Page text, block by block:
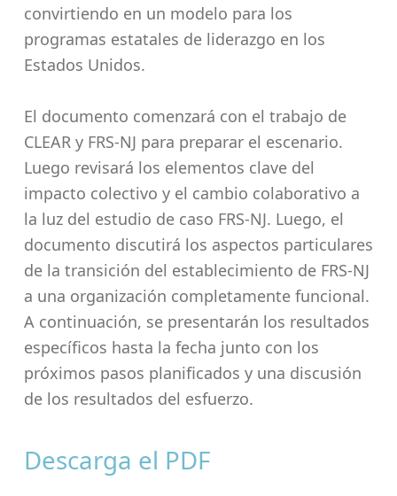
convirtiendo en un modelo para los
programas estatales de liderazgo en los
Estados Unidos.
El documento comenzará con el trabajo de
CLEAR y FRS-NJ para preparar el escenario.
Luego revisará los elementos clave del
impacto colectivo y el cambio colaborativo a
la luz del estudio de caso FRS-NJ. Luego, el
documento discutirá los aspectos particulares
de la transición del establecimiento de FRS-NJ
a una organización completamente funcional.
A continuación, se presentarán los resultados
específicos hasta la fecha junto con los
próximos pasos planificados y una discusión
de los resultados del esfuerzo.
Descarga el PDF